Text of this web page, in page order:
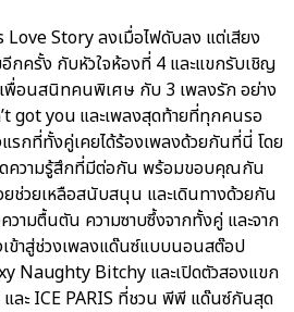
Love Story ลงเมื่อไฟดับลง แต่เสียง
กครั้ง กับหัวใจห้องที่ 4 และแขกรับเชิญ
นสนิทคนพิเศษ กับ 3 เพลงรัก อย่าง
got you และเพลงสุดท้ายที่ทุกคนรอ
กที่ทั้งคู่เคยได้ร้องเพลงด้วยกันที่นี่ โดย
ความรู้สึกที่มีต่อกัน พร้อมขอบคุณกัน
ช่วยเหลือสนับสนุน และเดินทางด้วยกัน
วามตื้นตัน ความซาบซึ้งจากทั้งคู่ และจาก
ข้าสู่ช่วงเพลงแด๊นซ์แบบนอนสต๊อป
Naughty Bitchy และเปิดตัวสองแขก
และ ICE PARIS ที่ชวน พีพี แด๊นซ์กันสุด